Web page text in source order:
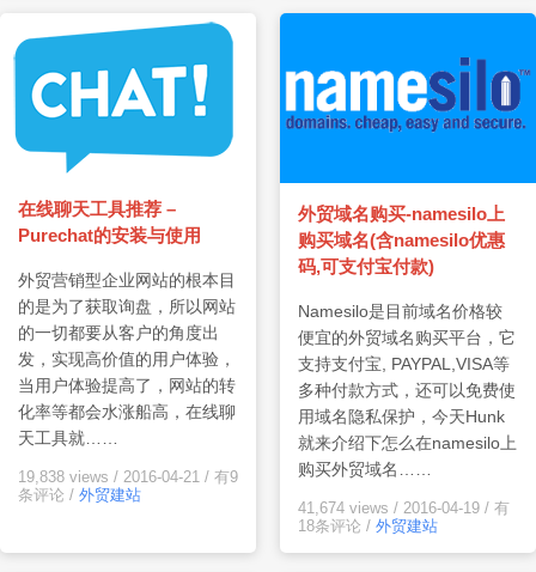
在线聊天工具推荐 –
Purechat的安装与使用
外贸营销型企业网站的根本目
的是为了获取询盘，所以网站
的一切都要从客户的角度出
发，实现高价值的用户体验，
当用户体验提高了，网站的转
化率等都会水涨船高，在线聊
天工具就……
19,838 views / 2016-04-21 / 有9
条评论 / 外贸建站
外贸域名购买-namesilo上
购买域名(含namesilo优惠
码,可支付宝付款)
Namesilo是目前域名价格较
便宜的外贸域名购买平台，它
支持支付宝, PAYPAL,VISA等
多种付款方式，还可以免费使
用域名隐私保护，今天Hunk
就来介绍下怎么在namesilo上
购买外贸域名……
41,674 views / 2016-04-19 / 有
18条评论 / 外贸建站